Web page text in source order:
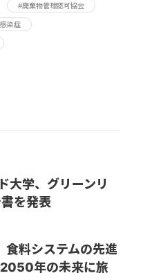
#廃棄物管理認可協会
染症
大学、グリーンリ
を発表
食料システムの先進
2050年の未来に旅